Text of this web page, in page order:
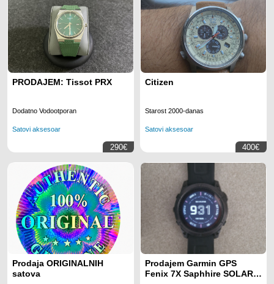
PRODAJEM: Tissot PRX
Dodatno Vodootporan
Satovi aksesoar
290€
Citizen
Starost 2000-danas
Satovi aksesoar
400€
Prodaja ORIGINALNIH
satova
Prodajem Garmin GPS
Fenix 7X Saphhire SOLAR